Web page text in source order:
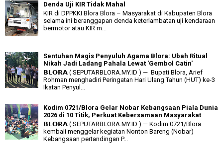
Denda Uji KIR Tidak Mahal
KIR di DPPKKI Blora Blora – Masyarakat di Kabupaten Blora
selama ini beranggapan denda keterlambatan uji kendaraan
bermotor atau KIR m...
Sentuhan Magis Penyuluh Agama Blora: Ubah Ritual
Nikah Jadi Ladang Pahala Lewat 'Gembol Catin'
𝗕𝗟𝗢𝗥𝗔 ( SEPUTARBLORA.MY.ID ) — Bupati Blora, Arief
Rohman menghadiri Peringatan Hari Ulang Tahun (HUT) ke-3
Ikatan Penyul...
Kodim 0721/Blora Gelar Nobar Kebangsaan Piala Dunia
2026 di 10 Titik, Perkuat Kebersamaan Masyarakat
𝗕𝗟𝗢𝗥𝗔 ( SEPUTARBLORA.MY.ID ) — Kodim 0721/Blora
kembali menggelar kegiatan Nonton Bareng (Nobar)
Kebangsaan pertandingan P...